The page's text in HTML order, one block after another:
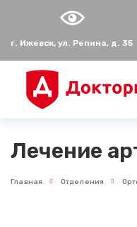
г. Ижевск, ул. Репина, д. 35
Лечение
Главная Отделения